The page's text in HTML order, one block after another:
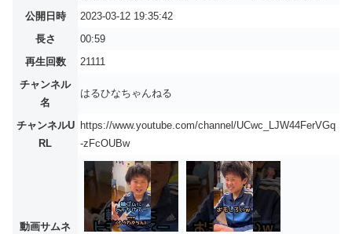
公開日時
2023-03-12 19:35:42
長さ
00:59
再生回数
21111
チャンネル
名
はるひなちゃんねる
チャンネルU
RL
https://www.youtube.com/channel/UCwc_LJW44FerVGq
-zFcOUBw
動画サムネ